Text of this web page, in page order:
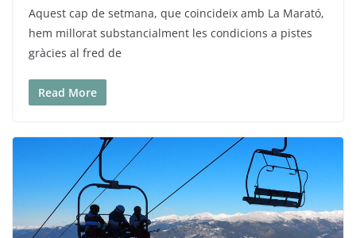
Aquest cap de setmana, que coincideix amb La Marató,
hem millorat substancialment les condicions a pistes
gràcies al fred de
Read More